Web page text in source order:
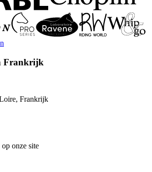
Frankrijk
Frankrijk
onze site